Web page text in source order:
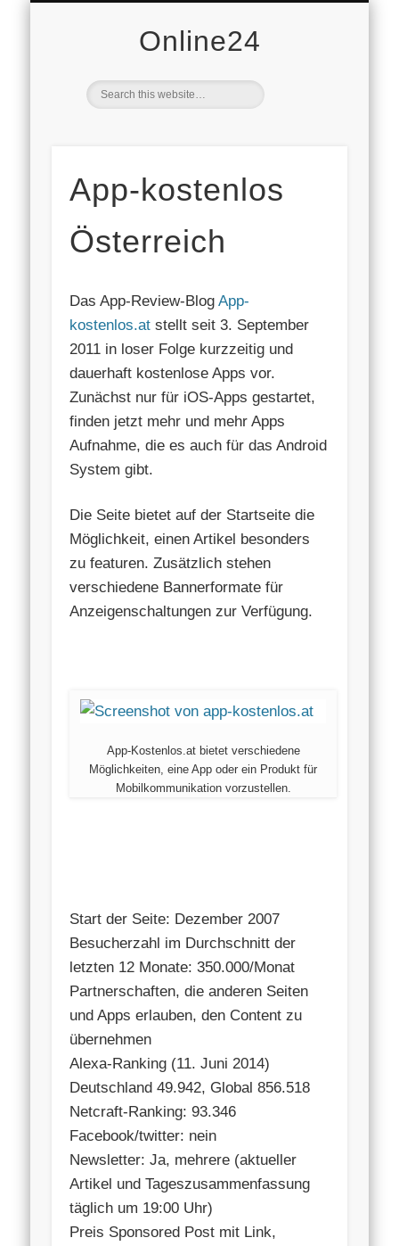
Online24
App-kostenlos
Österreich
Das App-Review-BlogApp-
kostenlos.at stellt seit 3. September
2011 in loser Folge kurzzeitig und
dauerhaft kostenlose Apps vor.
Zunächst nur für iOS-Apps gestartet,
finden jetzt mehr und mehr Apps
Aufnahme, die es auch für das Android
System gibt.
Die Seite bietet auf der Startseite die
Möglichkeit, einen Artikel besonders
zu featuren. Zusätzlich stehen
verschiedene Bannerformate für
Anzeigenschaltungen zur Verfügung.
App-Kostenlos.at bietet verschiedene
Möglichkeiten, eine App oder ein Produkt für
Mobilkommunikation vorzustellen.
Start der Seite: Dezember 2007
Besucherzahl im Durchschnitt der
letzten 12 Monate: 350.000/Monat
Partnerschaften, die anderen Seiten
und Apps erlauben, den Content zu
übernehmen
Alexa-Ranking (11. Juni 2014)
Deutschland 49.942, Global 856.518
Netcraft-Ranking: 93.346
Facebook/twitter: nein
Newsletter: Ja, mehrere (aktueller
Artikel und Tageszusammenfassung
täglich um 19:00 Uhr)
Preis Sponsored Post mit Link,